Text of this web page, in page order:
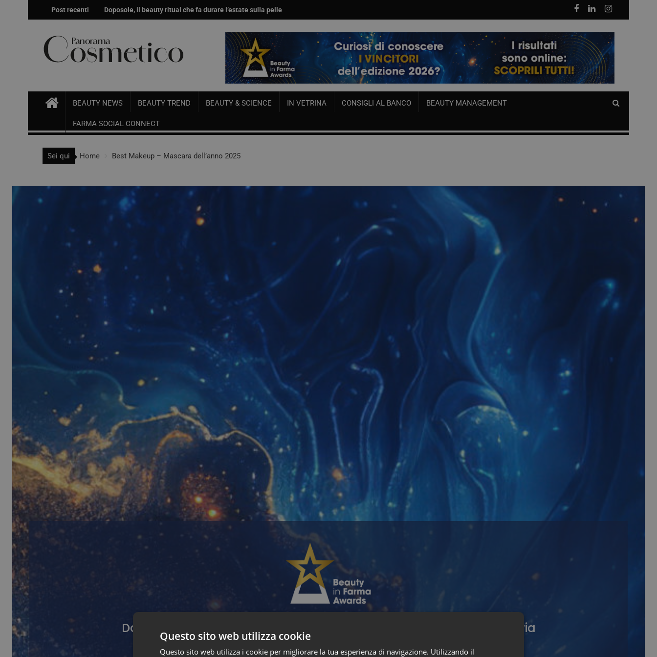
Post recenti Doposole, il beauty ritual che fa durare l’estate sulla pelle
Effetto glow immediato e modulabile per viso e corpo
BEAUTY NEWS BEAUTY TREND BEAUTY & SCIENCE IN VETRINA CONSIGLI AL BANCO BEAUTY MANAGEMENT
FARMA SOCIAL CONNECT
Sei qui Home Best Makeup – Mascara dell’anno 2025
Da questa pagina puoi accedere ai 3 prodotti finalisti della categoria
Questo sito web utilizza cookie
Questo sito web utilizza i cookie per migliorare la tua esperienza di navigazione. Utilizzando il